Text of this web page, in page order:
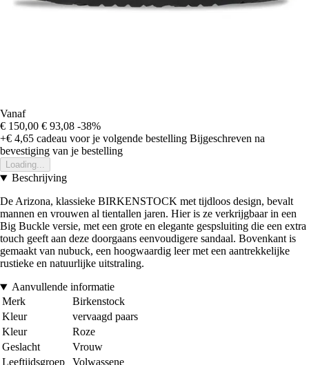
Vanaf
€ 150,00 € 93,08 -38%
+€ 4,65 cadeau voor je volgende bestelling Bijgeschreven na
bevestiging van je bestelling
Loading...
Beschrijving
De Arizona, klassieke BIRKENSTOCK met tijdloos design, bevalt
mannen en vrouwen al tientallen jaren. Hier is ze verkrijgbaar in een
Big Buckle versie, met een grote en elegante gespsluiting die een extra
touch geeft aan deze doorgaans eenvoudigere sandaal. Bovenkant is
gemaakt van nubuck, een hoogwaardig leer met een aantrekkelijke
rustieke en natuurlijke uitstraling.
Aanvullende informatie
Merk
Birkenstock
Kleur
vervaagd paars
Kleur
Roze
Geslacht
Vrouw
Leeftijdsgroep
Volwassene